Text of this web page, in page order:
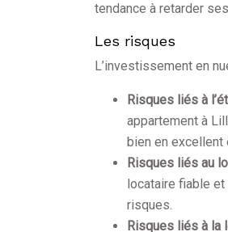
tendance à retarder
Les risques
L’investissement en
Risques liés à
appartement à
bien en excellent
Risques liés au
locataire fiable
risques.
Risques liés à la